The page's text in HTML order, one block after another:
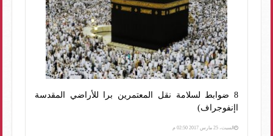
8 ضوابط لسلامة نقل المعتمرين برا للأراضي المقدسة
اإنفوجراف)
السبت، 25 مارس 2017 02:50 م